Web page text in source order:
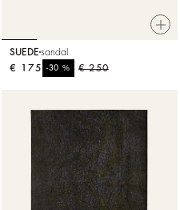
SUEDE sandal
€ 250
-30%
€ 175